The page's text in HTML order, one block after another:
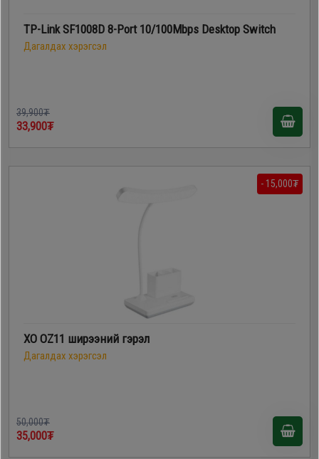
TP-Link SF1008D 8-Port 10/100Mbps Desktop Switch
Дагалдах хэрэгсэл
39,900₮
33,900₮
- 15,000₮
XO OZ11 ширээний гэрэл
Дагалдах хэрэгсэл
50,000₮
35,000₮